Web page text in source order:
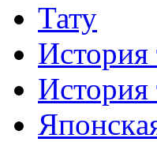
Тату
История